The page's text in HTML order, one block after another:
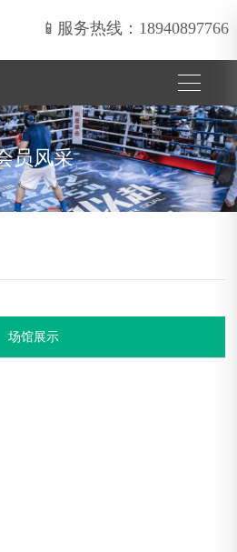
📱服务热线：18940897766
员风采
场馆展示